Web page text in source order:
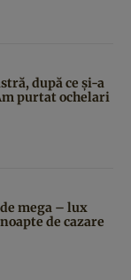
după ce și-a
purtat ochelari
mega – lux
de cazare